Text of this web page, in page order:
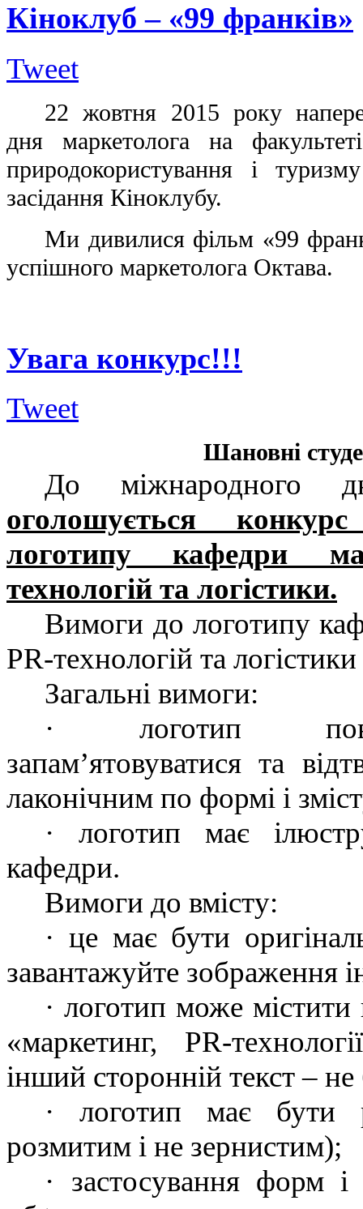
Кіноклуб – «99 франків»
Tweet
22 жовтня 2015 року
дня маркетолога на
природокористування і
засідання Кіноклубу.
Ми дивилися фільм «99
успішного маркетолога Октава.
Увага конкурс!!!
Tweet
Шановні
До міжнародного
оголошується
логотипу кафедри
технологій та логістики.
Вимоги до логотипу
PR-технологій та логістики
Загальні вимоги:
· логотип
запам’ятовуватися та
лаконічним по формі і
· логотип має
кафедри.
Вимоги до вмісту:
· це має бути
завантажуйте зображення
· логотип може
«маркетинг, PR-
інший сторонній текст –
· логотип має бути
розмитим і не зернистим);
· застосування форм